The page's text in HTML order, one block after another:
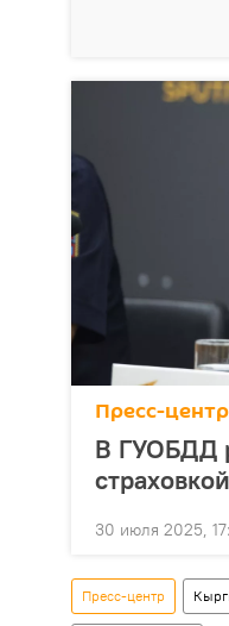
Пресс-центр
В ГУОБДД
30 июля 2025,
Пресс-центр